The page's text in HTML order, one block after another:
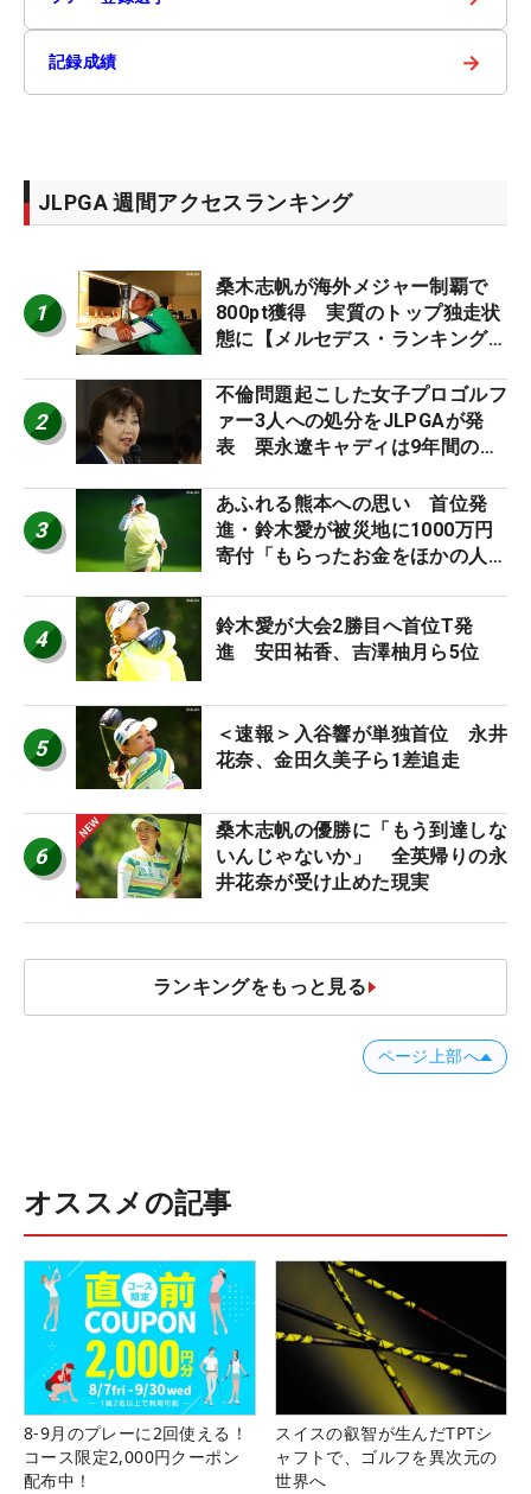
記録成績 →
JLPGA 週間アクセスランキング
1
桑木志帆が海外メジャー制覇で
800pt獲得 実質のトップ独走状
態に【メルセデス・ランキング番
2
不倫問題起こした女子プロゴルフ
ァー3人への処分をJLPGAが発
表 栗永遼キャディは9年間の立
3
あふれる熊本への思い 首位発
進・鈴木愛が被災地に1000万円
寄付「もらったお金をほかの人
4
鈴木愛が大会2勝目へ首位T発
進 安田祐香、吉澤柚月ら5位
5
＜速報＞入谷響が単独首位 永井
花奈、金田久美子ら1差追走
6
桑木志帆の優勝に「もう到達しな
いんじゃないか」 全英帰りの永
井花奈が受け止めた現実
ランキングをもっと見る
ページ上部へ
オススメの記事
8-9月のプレーに2回使える！
コース限定2,000円クーポン
配布中！
スイスの叡智が生んだTPTシ
ャフトで、ゴルフを異次元の
世界へ